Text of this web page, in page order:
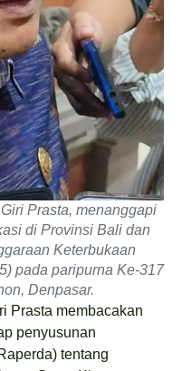
Prasta, menanggapi
di Provinsi Bali dan
Keterbukaan
pada paripurna Ke-317
Denpasar.
Prasta membacakan
penyusunan
tentang